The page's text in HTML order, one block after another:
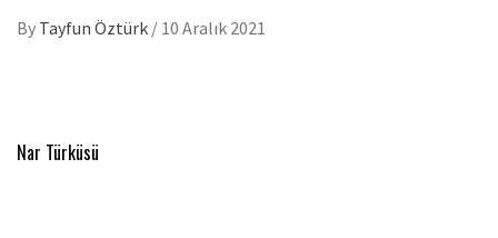
By Tayfun Öztürk / 10 Aralık 2021
Nar Türküsü